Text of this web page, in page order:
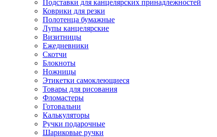
Подставки для канцелярских принадлежностей
Коврики для резки
Полотенца бумажные
Лупы канцелярские
Визитницы
Ежедневники
Скотчи
Блокноты
Ножницы
Этикетки самоклеющиеся
Товары для рисования
Фломастеры
Готовальни
Калькуляторы
Ручки подарочные
Шариковые ручки